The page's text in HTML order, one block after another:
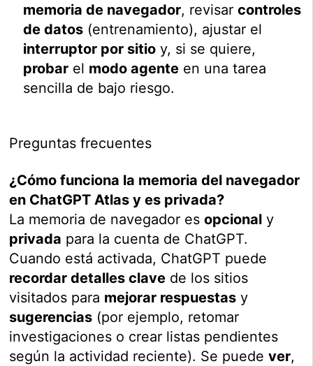
memoria de navegador, revisarcontroles
de datos (entrenamiento), ajustar el
interruptor por sitio y, si se quiere,
probar el modo agente en una tarea
sencilla de bajo riesgo.
Preguntas frecuentes
¿Cómo funciona la memoria del navegador
en ChatGPT Atlas y es privada?
La memoria de navegador esopcional y
privada para la cuenta de ChatGPT.
Cuando está activada, ChatGPT puede
recordar detalles clave de los sitios
visitados para mejorar respuestas y
sugerencias (por ejemplo, retomar
investigaciones o crear listas pendientes
según la actividad reciente). Se puedever,